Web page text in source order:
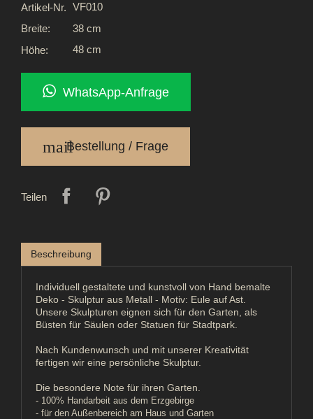
Artikel-Nr. VF010
Breite:
38 cm
Höhe:
48 cm
WhatsApp-Anfrage
mailBestellung / Frage
Teilen
Beschreibung
Individuell gestaltete und kunstvoll von Hand bemalte
Deko - Skulptur aus Metall - Motiv: Eule auf Ast.
Unsere Skulpturen eignen sich für den Garten, als
Büsten für Säulen oder Statuen für Stadtpark.
Nach Kundenwunsch und mit unserer Kreativität
fertigen wir eine persönliche Skulptur.
Die besondere Note für ihren Garten.
- 100% Handarbeit aus dem Erzgebirge
- für den Außenbereich am Haus und Garten